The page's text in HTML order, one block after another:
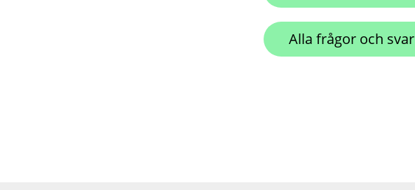
Alla frågor och svar